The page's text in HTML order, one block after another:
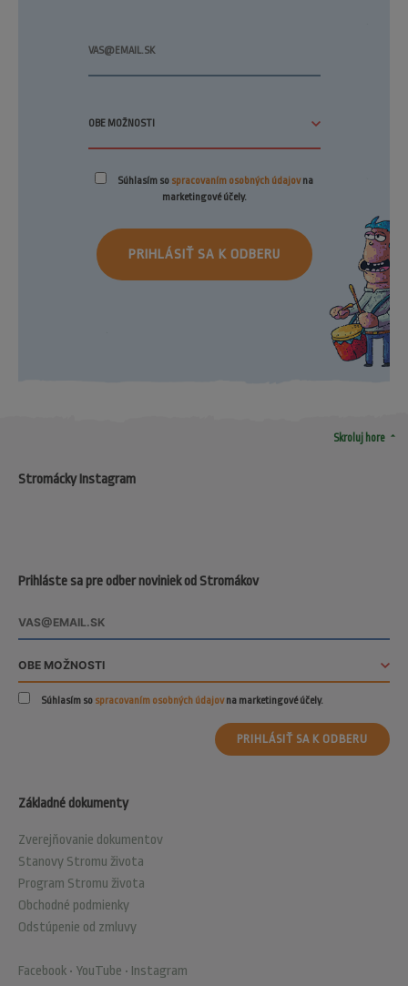
Súhlasím so spracovaním osobných údajovna
marketingové účely.
PRIHLÁSIŤ SA K ODBERU
Skroluj hore arrow_drop_up
Základné dokumenty
Zverejňovanie dokumentov
Stanovy Stromu života
Program Stromu života
Obchodné podmienky
Odstúpenie od zmluvy
Facebook • YouTube • Instagram
Prihláste sa pre odber noviniek od Stromákov
Súhlasím so spracovaním osobných údajovna marketingové účely.
PRIHLÁSIŤ SA K ODBERU
Stromácky Instagram